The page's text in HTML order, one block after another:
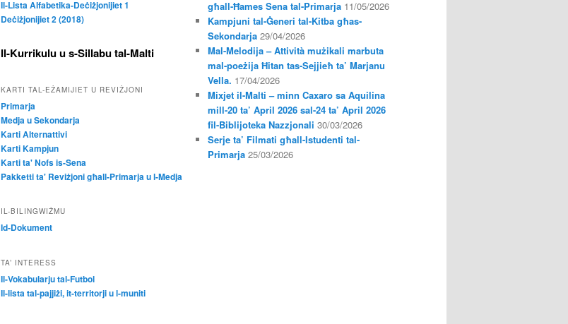
Il-Lista Alfabetika-Deċiżjonijiet 1
Deċiżjonijiet 2 (2018)
Il-Kurrikulu u s-Sillabu tal-Malti
KARTI TAL-EŻAMIJIET U REVIŻJONI
Primarja
Medja u Sekondarja
Karti Alternattivi
Karti Kampjun
Karti ta' Nofs is-Sena
Pakketti ta' Reviżjoni għall-Primarja u l-Medja
IL-BILINGWIŻMU
Id-Dokument
TA’ INTERESS
Il-Vokabularju tal-Futbol
Il-lista tal-pajjiżi, it-territorji u l-muniti
għall-Ħames Sena tal-Primarja 11/05/2026
Kampjuni tal-Ġeneri tal-Kitba għas-
Sekondarja 29/04/2026
Mal-Melodija – Attività mużikali marbuta
mal-poeżija Ħitan tas-Sejjieħ ta’ Marjanu
Vella. 17/04/2026
Mixjet il-Malti – minn Caxaro sa Aquilina
mill-20 ta’ April 2026 sal-24 ta’ April 2026
fil-Biblijoteka Nazzjonali 30/03/2026
Serje ta’ Filmati għall-Istudenti tal-
Primarja 25/03/2026